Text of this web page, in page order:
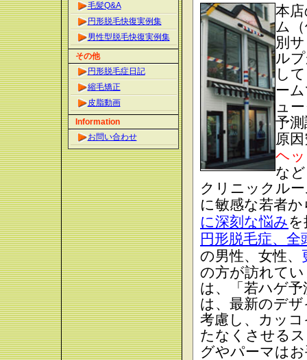
本
ム
別
ル
し
ー
ュ
予
原
ヘ
な
クリニックル
に敏感な若者
に深刻な悩み
円形脱毛症、全
の男性、女性、
の方が訪れて
は、「若ハゲ
は、最新のデ
考慮し、カッ
たなくさせる
グやパーマは
毛髪Q&A
円形脱毛快復実例集
男性型脱毛快復実例集
その他
円形脱毛症日記
縮毛矯正
皮脂動画
Information
お問い合わせ